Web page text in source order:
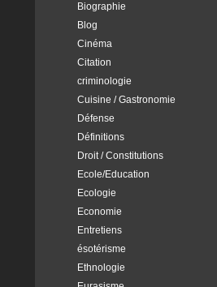
Biographie
Blog
Cinéma
Citation
criminologie
Cuisine / Gastronomie
Défense
Définitions
Droit / Constitutions
Ecole/Education
Ecologie
Economie
Entretiens
ésotérisme
Ethnologie